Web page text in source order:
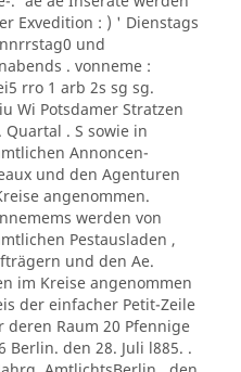
Exvedition : ) ' Dienstags
und
. vonneme :
rro 1 arb 2s sg sg.
Wi Potsdamer Stratzen
Quartal . S sowie in
Annoncen-
und den Agenturen
angenommen.
werden von
Pestausladen ,
und den Ae.
im Kreise angenommen
der einfacher Petit-Zeile
deren Raum 20 Pfennige
Berlin. den 28. Juli l885. .